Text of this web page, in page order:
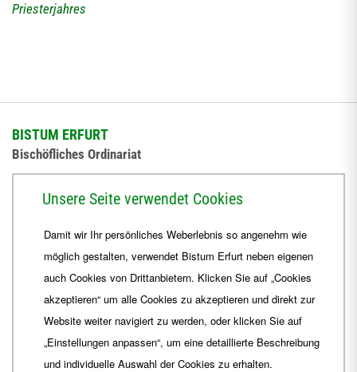
Priesterjahres
BISTUM ERFURT
Bischöfliches Ordinariat
+49 361 6572-444
ordinariat Bistum-Erfurt.de
Unsere Seite verwendet Cookies
Damit wir Ihr persönliches Weberlebnis so angenehm wie
möglich gestalten, verwendet Bistum Erfurt neben eigenen
auch Cookies von Drittanbietern. Klicken Sie auf „Cookies
akzeptieren“ um alle Cookies zu akzeptieren und direkt zur
Website weiter navigiert zu werden, oder klicken Sie auf
„Einstellungen anpassen“, um eine detaillierte Beschreibung
und individuelle Auswahl der Cookies zu erhalten.